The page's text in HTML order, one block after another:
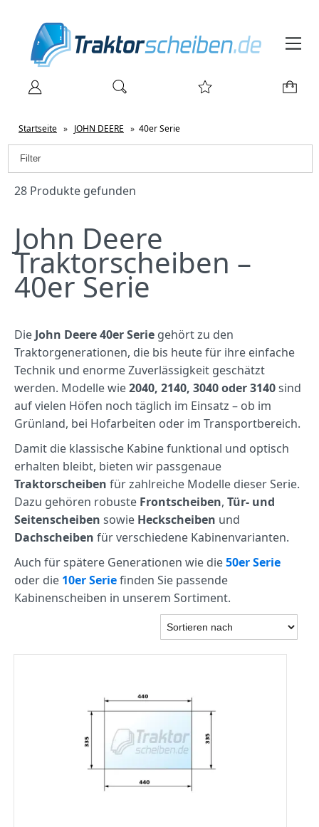
Startseite » JOHN DEERE » 40er Serie
Filter
28 Produkte gefunden
John Deere
Traktorscheiben –
40er Serie
Die John Deere 40er Serie gehört zu den
Traktorgenerationen, die bis heute für ihre einfache
Technik und enorme Zuverlässigkeit geschätzt
werden. Modelle wie2040, 2140, 3040 oder 3140sind
auf vielen Höfen noch täglich im Einsatz – ob im
Grünland, bei Hofarbeiten oder im Transportbereich.
Damit die klassische Kabine funktional und optisch
erhalten bleibt, bieten wir passgenaue
Traktorscheiben für zahlreiche Modelle dieser Serie.
Dazu gehören robuste Frontscheiben, Tür- und
Seitenscheiben sowie Heckscheiben und
Dachscheiben für verschiedene Kabinenvarianten.
Auch für spätere Generationen wie die50er Serie
oder die 10er Seriefinden Sie passende
Kabinenscheiben in unserem Sortiment.